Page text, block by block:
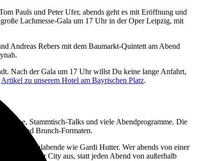
Pauls und Peter Ufer, abends geht es mit Eröffnung und
Lachmesse-Gala um 17 Uhr in der Oper Leipzig, mit
Andreas Rebers mit dem Baumarkt-Quintett am Abend
Nach der Gala um 17 Uhr willst Du keine lange Anfahrt,
Artikel zu unserem Hotel am Bayrischen Platz.
Stammtisch-Talks und viele Abendprogramme. Die
und Brunch-Formaten.
für Spezialabende wie Gardi Hutter. Wer abends von einer
Hotel in der City aus, statt jeden Abend von außerhalb